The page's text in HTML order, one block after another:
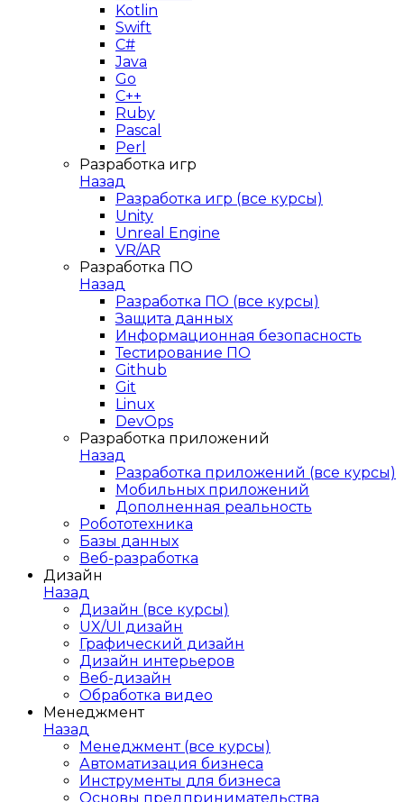
Kotlin
Swift
C#
Java
Go
C++
Ruby
Pascal
Perl
Разработка игр
Назад
Разработка игр (все курсы)
Unity
Unreal Engine
VR/AR
Разработка ПО
Назад
Разработка ПО (все курсы)
Защита данных
Информационная безопасность
Тестирование ПО
Github
Git
Linux
DevOps
Разработка приложений
Назад
Разработка приложений (все курсы)
Мобильных приложений
Дополненная реальность
Робототехника
Базы данных
Веб-разработка
Дизайн
Назад
Дизайн (все курсы)
UX/UI дизайн
Графический дизайн
Дизайн интерьеров
Веб-дизайн
Обработка видео
Менеджмент
Назад
Менеджмент (все курсы)
Автоматизация бизнеса
Инструменты для бизнеса
Основы предпринимательства